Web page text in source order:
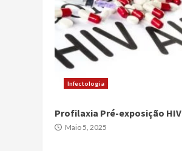
Infectologia
Profilaxia Pré-exposição HIV
Maio 5, 2025